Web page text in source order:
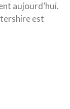
aujourd’hui.
est